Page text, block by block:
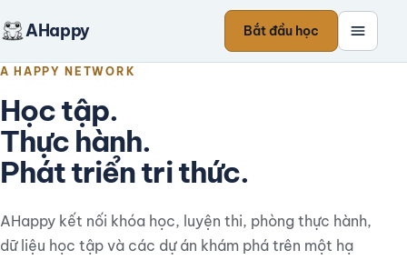
AHappy Bắt đầu học
A HAPPY NETWORK
Học tập.
Thực hành.
Phát triển tri thức.
AHappy kết nối khóa học, luyện thi, phòng thực hành,
dữ liệu học tập và các dự án khám phá trên một hạ